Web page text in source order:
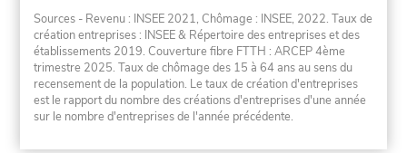
Sources - Revenu : INSEE 2021, Chômage : INSEE, 2022. Taux de
création entreprises : INSEE & Répertoire des entreprises et des
établissements 2019. Couverture fibre FTTH : ARCEP 4ème
trimestre 2025. Taux de chômage des 15 à 64 ans au sens du
recensement de la population. Le taux de création d'entreprises
est le rapport du nombre des créations d'entreprises d'une année
sur le nombre d'entreprises de l'année précédente.